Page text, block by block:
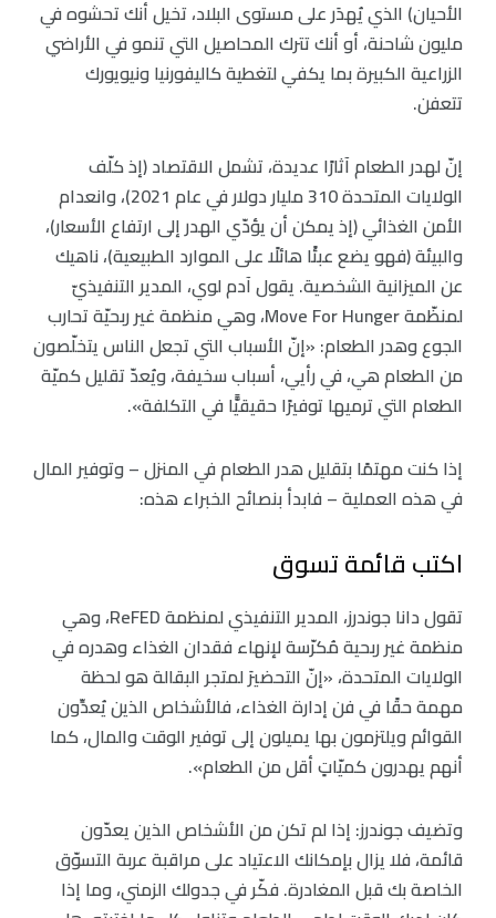
الأحيان) الذي يُهدَر على مستوى البلاد، تخيل أنك تحشوه في
مليون شاحنة، أو أنك تترك المحاصيل التي تنمو في الأراضي
الزراعية الكبيرة بما يكفي لتغطية كاليفورنيا ونيويورك
تتعفن.
إنّ لهدر الطعام آثارًا عديدة، تشمل الاقتصاد (إذ كلّف
الولايات المتحدة 310 مليار دولار في عام 2021)، وانعدام
الأمن الغذائي (إذ يمكن أن يؤدّي الهدر إلى ارتفاع الأسعار)،
والبيئة (فهو يضع عبئًا هائلًا على الموارد الطبيعية)، ناهيك
عن الميزانية الشخصية. يقول آدم لوي، المدير التنفيذيّ
لمنظّمة Move For Hunger، وهي منظمة غير ربحيّة تحارب
الجوع وهدر الطعام: «إنّ الأسباب التي تجعل الناس يتخلّصون
من الطعام هي، في رأيي، أسباب سخيفة، ويُعدّ تقليل كميّة
الطعام التي ترميها توفيرًا حقيقيًّا في التكلفة».
إذا كنت مهتمًا بتقليل هدر الطعام في المنزل – وتوفير المال
في هذه العملية – فابدأ بنصائح الخبراء هذه:
اكتب قائمة تسوق
تقول دانا جوندرز، المدير التنفيذي لمنظمة ReFED، وهي
منظمة غير ربحية مُكرّسة لإنهاء فقدان الغذاء وهدره في
الولايات المتحدة، «إنّ التحضيرَ لمتجر البقالة هو لحظة
مهمة حقًا في فن إدارة الغذاء، فالأشخاص الذين يُعدِّون
القوائم ويلتزمون بها يميلون إلى توفير الوقت والمال، كما
أنهم يهدرون كميّاتٍ أقل من الطعام».
وتضيف جوندرز: إذا لم تكن من الأشخاص الذين يعدّون
قائمة، فلا يزال بإمكانك الاعتياد على مراقبة عربة التسوّق
الخاصة بك قبل المغادرة. فكّر في جدولك الزمني، وما إذا